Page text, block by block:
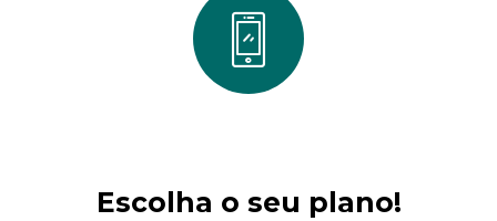
Escolha o seu plano!